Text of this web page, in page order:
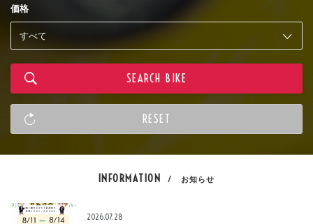
価格
INFORMATION / お知らせ
2026.07.28